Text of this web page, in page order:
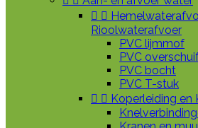
 
Rioolwaterafvoer
PVC lijmmof
PVC
PVC bocht
PVC T-stuk
  Koperleiding en